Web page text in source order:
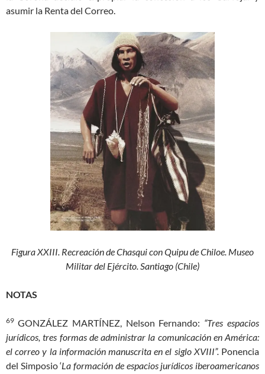
asumir la Renta del Correo.
Figura XXIII. Recreación de Chasqui con Quipu de Chiloe. Museo
Militar del Ejército. Santiago (Chile)
NOTAS
69 GONZÁLEZ MARTÍNEZ, Nelson Fernando: “Tres espacios
jurídicos, tres formas de administrar la comunicación en América:
el correo y la información manuscrita en el siglo XVIII”.Ponencia
del Simposio ‘La formación de espacios jurídicos iberoamericanos